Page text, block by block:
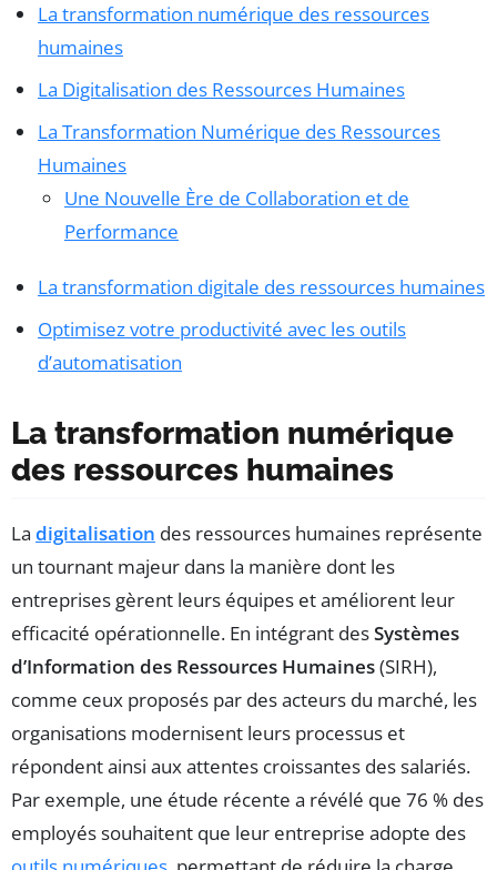
La transformation numérique des ressources
humaines
La Digitalisation des Ressources Humaines
La Transformation Numérique des Ressources
Humaines
Une Nouvelle Ère de Collaboration et de
Performance
La transformation digitale des ressources humaines
Optimisez votre productivité avec les outils
d’automatisation
La transformation numérique
des ressources humaines
La digitalisation des ressources humaines représente
un tournant majeur dans la manière dont les
entreprises gèrent leurs équipes et améliorent leur
efficacité opérationnelle. En intégrant desSystèmes
d’Information des Ressources Humaines(SIRH),
comme ceux proposés par des acteurs du marché, les
organisations modernisent leurs processus et
répondent ainsi aux attentes croissantes des salariés.
Par exemple, une étude récente a révélé que 76 % des
employés souhaitent que leur entreprise adopte des